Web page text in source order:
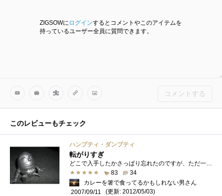
ZIGSOWに ログインするとコメントやこのアイテムを
持っているユーザー全員に質問できます。
コメントする
このレビューもチェック
ハンプティ・ダンプティ
転がりすぎ
83
34
カレーを箸で食ってるかもしれない男さん
2007/09/11
(更新: 2012/05/03)